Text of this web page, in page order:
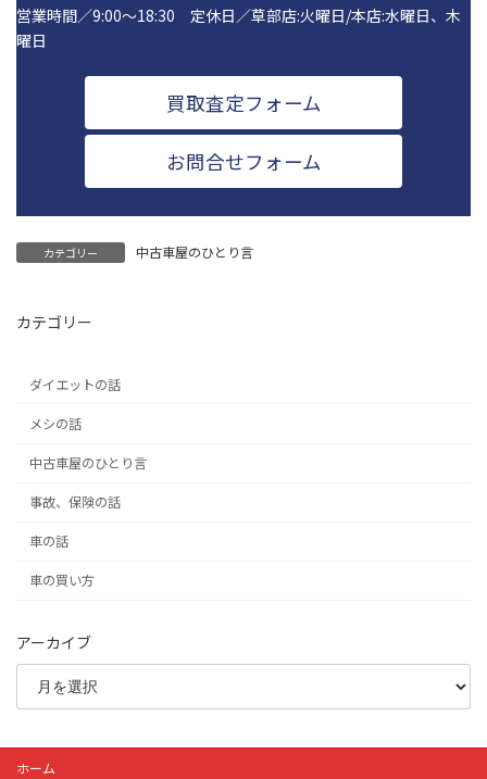
営業時間／9:00～18:30 定休日／草部店:火曜日/本店:水曜日、木
曜日
買取査定フォーム
お問合せフォーム
カテゴリー 中古車屋のひとり言
カテゴリー
ダイエットの話
メシの話
中古車屋のひとり言
事故、保険の話
車の話
車の買い方
アーカイブ
ホーム